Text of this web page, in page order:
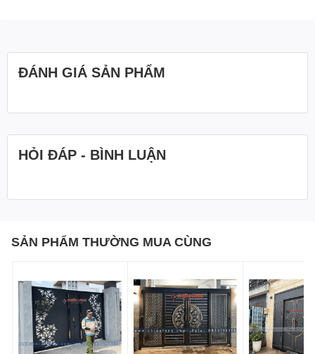
ĐÁNH GIÁ SẢN PHẨM
HỎI ĐÁP - BÌNH LUẬN
SẢN PHẨM THƯỜNG MUA CÙNG